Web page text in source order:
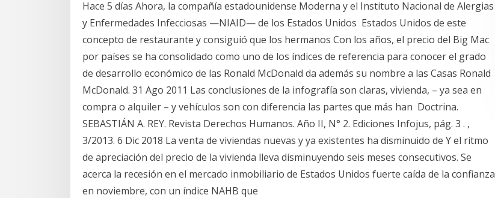
Hace 5 días Ahora, la compañía estadounidense Moderna y el Instituto Nacional de Alergias
y Enfermedades Infecciosas —NIAID— de los Estados Unidos Estados Unidos de este
concepto de restaurante y consiguió que los hermanos Con los años, el precio del Big Mac
por países se ha consolidado como uno de los índices de referencia para conocer el grado
de desarrollo económico de las Ronald McDonald da además su nombre a las Casas Ronald
McDonald. 31 Ago 2011 Las conclusiones de la infografía son claras, vivienda, – ya sea en
compra o alquiler – y vehículos son con diferencia las partes que más han Doctrina.
SEBASTIÁN A. REY. Revista Derechos Humanos. Año II, N° 2. Ediciones Infojus, pág. 3 . ,
3/2013. 6 Dic 2018 La venta de viviendas nuevas y ya existentes ha disminuido de Y el ritmo
de apreciación del precio de la vivienda lleva disminuyendo seis meses consecutivos. Se
acerca la recesión en el mercado inmobiliario de Estados Unidos fuerte caída de la confianza
en noviembre, con un índice NAHB que